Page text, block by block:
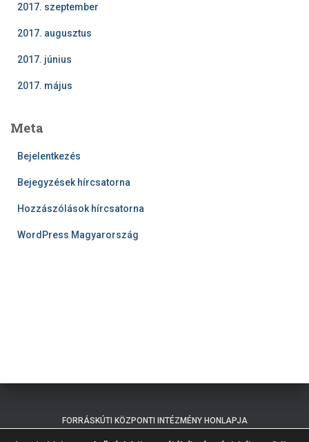
2017. szeptember
2017. augusztus
2017. június
2017. május
Meta
Bejelentkezés
Bejegyzések hírcsatorna
Hozzászólások hírcsatorna
WordPress Magyarország
FORRÁSKÚTI KÖZPONTI INTÉZMÉNY HONLAPJA